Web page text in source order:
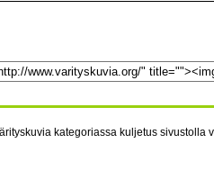
kategoriassa kuljetus sivustolla